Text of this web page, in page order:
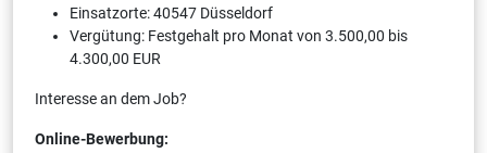
Einsatzorte: 40547 Düsseldorf
Vergütung: Festgehalt pro Monat von 3.500,00 bis
4.300,00 EUR
Interesse an dem Job?
Online-Bewerbung: